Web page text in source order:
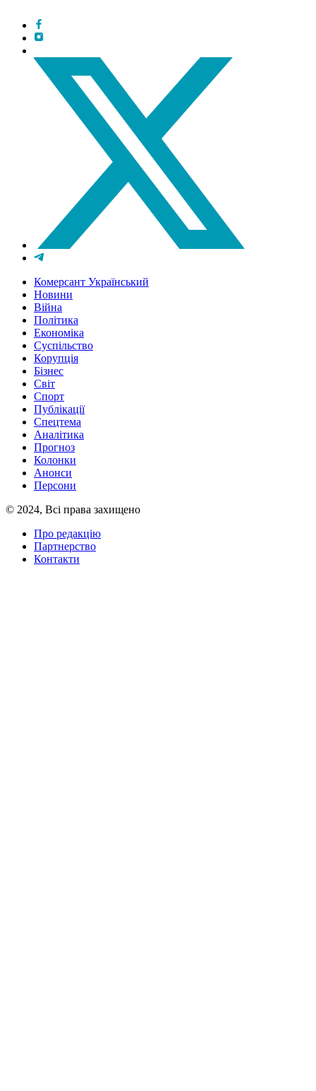
Комерсант Український
Новини
Війна
Політика
Економіка
Суспільство
Корупція
Бізнес
Світ
Спорт
Публікації
Спецтема
Аналітика
Прогноз
Колонки
Анонси
Персони
© 2024, Всі права захищено
Про редакцію
Партнерство
Контакти